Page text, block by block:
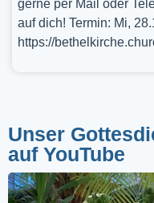
gerne per Mail oder
auf dich! Termin: Mi,
https://
Unser
auf YouTube